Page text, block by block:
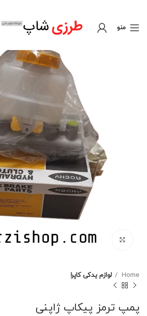
منو
برای بزرگنمایی کلیک کنید
Home لوازم یدکی کاپرا
پمپ ترمز پیکاپ ژاپنی